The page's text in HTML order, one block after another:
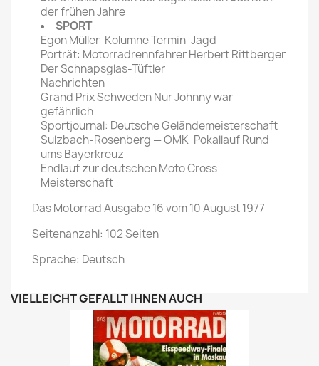
der frühen Jahre
SPORT
Egon Müller-Kolumne Termin-Jagd
Porträt: Motorradrennfahrer Herbert Rittberger
Der Schnapsglas-Tüftler
Nachrichten
Grand Prix Schweden Nur Johnny war
gefährlich
Sportjournal: Deutsche Geländemeisterschaft
Sulzbach-Rosenberg — OMK-Pokallauf Rund
ums Bayerkreuz
Endlauf zur deutschen Moto Cross-
Meisterschaft
Das Motorrad Ausgabe 16 vom 10 August 1977
Seitenanzahl: 102 Seiten
Sprache: Deutsch
VIELLEICHT GEFÄLLT IHNEN AUCH